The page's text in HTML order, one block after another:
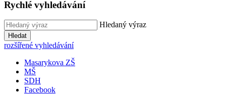
Rychlé vyhledávání
Hledaný výraz
Hledat
rozšířené vyhledávání
Masarykova ZŠ
MŠ
SDH
Facebook